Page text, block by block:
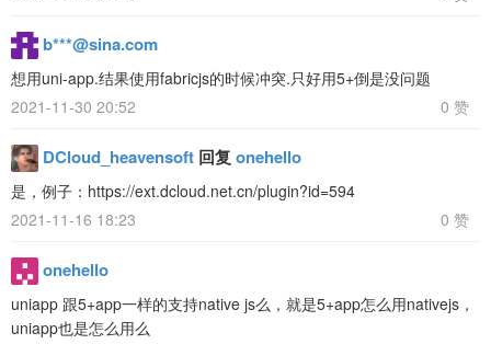
b***@sina.com
想用uni-app.结果使用fabricjs的时候冲突.只好用5+倒是没问题
2021-11-30 20:52
0 赞
DCloud_heavensoft 回复 onehello
是，例子：https://ext.dcloud.net.cn/plugin?id=594
2021-11-16 18:23
0 赞
onehello
uniapp 跟5+app一样的支持native js么，就是5+app怎么用nativejs，
uniapp也是怎么用么